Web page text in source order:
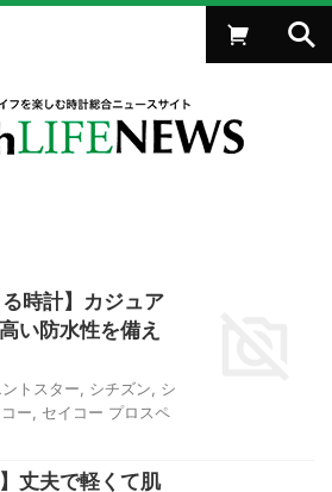
時計】カジュア
い防水性を備え
トスター シチズン
シ
ー
セイコー プロスペ
丈夫で軽くて肌